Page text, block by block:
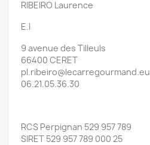
RIBEIRO Laurence
E.I
9 avenue des Tilleuls
66400 CERET
pl.ribeiro@lecarregourmand.eu
06.21.05.36.30
RCS Perpignan 529 957 789
SIRET 529 957 789 000 25